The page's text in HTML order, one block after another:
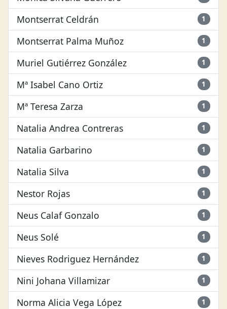
Montserrat Celdrán 1
Montserrat Palma Muñoz 1
Muriel Gutiérrez González 1
Mª Isabel Cano Ortiz 1
Mª Teresa Zarza 1
Natalia Andrea Contreras 1
Natalia Garbarino 1
Natalia Silva 1
Nestor Rojas 1
Neus Calaf Gonzalo 1
Neus Solé 1
Nieves Rodriguez Hernández 1
Nini Johana Villamizar 1
Norma Alicia Vega López 1